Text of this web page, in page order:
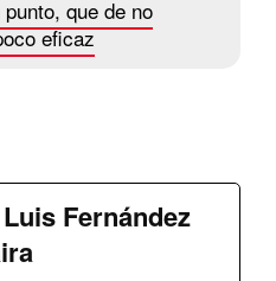
que de no
eficaz
Fernández